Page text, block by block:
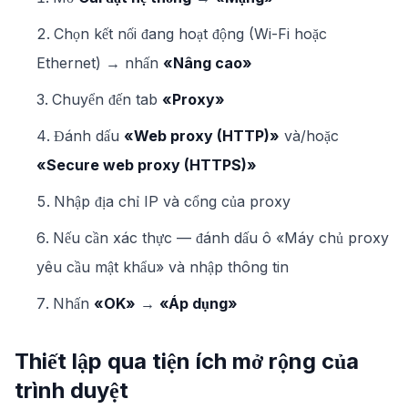
Chọn kết nối đang hoạt động (Wi-Fi hoặc
Ethernet) → nhấn «Nâng cao»
Chuyển đến tab «Proxy»
Đánh dấu «Web proxy (HTTP)» và/hoặc
«Secure web proxy (HTTPS)»
Nhập địa chỉ IP và cổng của proxy
Nếu cần xác thực — đánh dấu ô «Máy chủ proxy
yêu cầu mật khẩu» và nhập thông tin
Nhấn «OK» → «Áp dụng»
Thiết lập qua tiện ích mở rộng của
trình duyệt